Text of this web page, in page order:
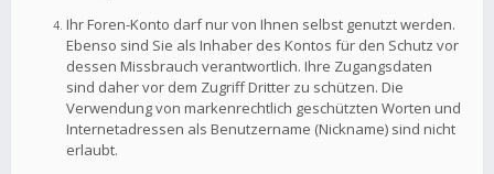
Ihr Foren-Konto darf nur von Ihnen selbst genutzt werden.
Ebenso sind Sie als Inhaber des Kontos für den Schutz vor
dessen Missbrauch verantwortlich. Ihre Zugangsdaten
sind daher vor dem Zugriff Dritter zu schützen. Die
Verwendung von markenrechtlich geschützten Worten und
Internetadressen als Benutzername (Nickname) sind nicht
erlaubt.